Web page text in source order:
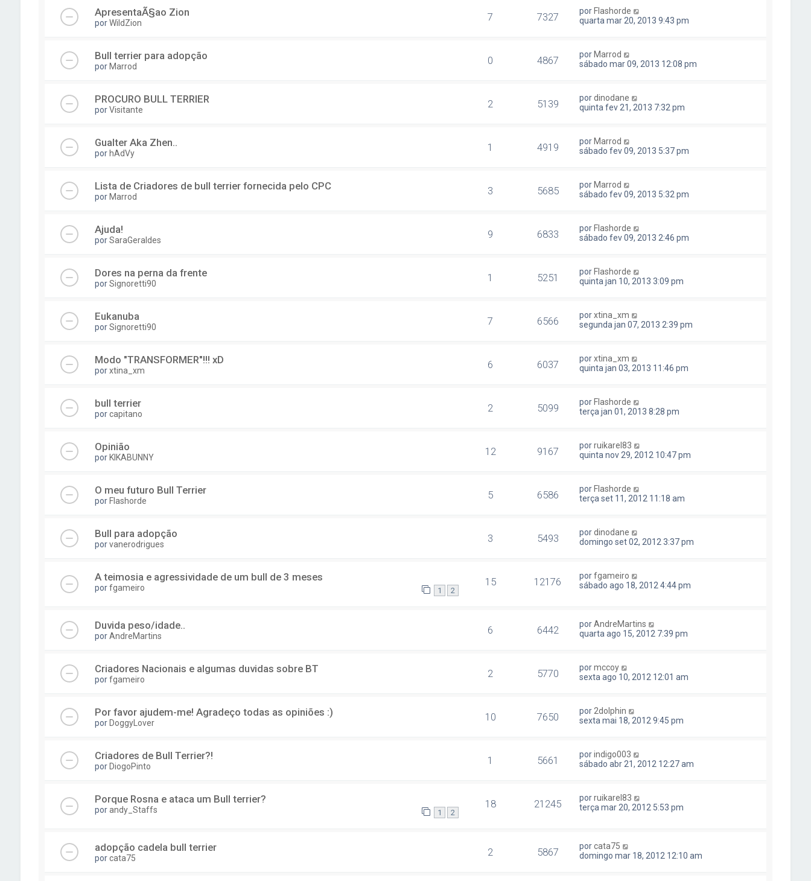
ApresentaÃ§ao Zion
porWildZion 7 7327 por Flashorde
quarta mar 20, 2013 9:43 pm
Bull terrier para adopção
por Marrod 0 4867 por Marrod
sábado mar 09, 2013 12:08 pm
PROCURO BULL TERRIER
porVisitante 2 5139 pordinodane
quinta fev 21, 2013 7:32 pm
Gualter Aka Zhen..
por hAdVy 1 4919 por Marrod
sábado fev 09, 2013 5:37 pm
Lista de Criadores de bull terrier fornecida pelo CPC
por Marrod 3 5685 por Marrod
sábado fev 09, 2013 5:32 pm
Ajuda!
porSaraGeraldes 9 6833 por Flashorde
sábado fev 09, 2013 2:46 pm
Dores na perna da frente
porSignoretti90 1 5251 por Flashorde
quinta jan 10, 2013 3:09 pm
Eukanuba
porSignoretti90 7 6566 porxtina_xm
segunda jan 07, 2013 2:39 pm
Modo "TRANSFORMER"!!! xD
porxtina_xm 6 6037 porxtina_xm
quinta jan 03, 2013 11:46 pm
bull terrier
porcapitano 2 5099 por Flashorde
terça jan 01, 2013 8:28 pm
Opinião
por KIKABUNNY 12 9167 porruikarel83
quinta nov 29, 2012 10:47 pm
O meu futuro Bull Terrier
por Flashorde 5 6586 por Flashorde
terça set 11, 2012 11:18 am
Bull para adopção
porvanerodrigues 3 5493 pordinodane
domingo set 02, 2012 3:37 pm
A teimosia e agressividade de um bull de 3 meses
porfgameiro 1 2
15 12176 porfgameiro
sábado ago 18, 2012 4:44 pm
Duvida peso/idade..
porAndreMartins 6 6442 porAndreMartins
quarta ago 15, 2012 7:39 pm
Criadores Nacionais e algumas duvidas sobre BT
porfgameiro 2 5770 pormccoy
sexta ago 10, 2012 12:01 am
Por favor ajudem-me! Agradeço todas as opiniões :)
por DoggyLover 10 7650 por 2dolphin
sexta mai 18, 2012 9:45 pm
Criadores de Bull Terrier?!
por DiogoPinto 1 5661 porindigo003
sábado abr 21, 2012 12:27 am
Porque Rosna e ataca um Bull terrier?
porandy_Staffs 1 2
18 21245 porruikarel83
terça mar 20, 2012 5:53 pm
adopção cadela bull terrier
porcata75 2 5867 porcata75
domingo mar 18, 2012 12:10 am